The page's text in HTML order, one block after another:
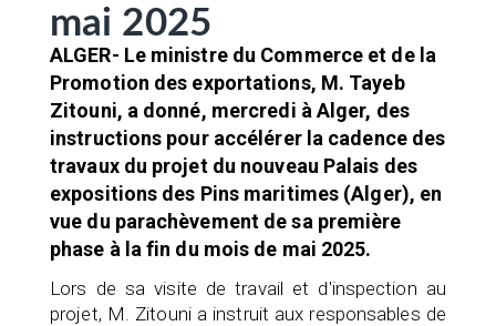
mai 2025
ALGER- Le ministre du Commerce et de la
Promotion des exportations, M. Tayeb
Zitouni, a donné, mercredi à Alger, des
instructions pour accélérer la cadence des
travaux du projet du nouveau Palais des
expositions des Pins maritimes (Alger), en
vue du parachèvement de sa première
phase à la fin du mois de mai 2025.
Lors de sa visite de travail et d'inspection au
projet, M. Zitouni a instruit aux responsables de